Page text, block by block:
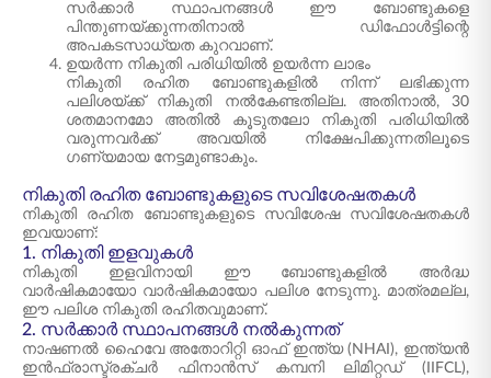
സർക്കാർ സ്ഥാപനങ്ങൾ ഈ ബോണ്ടുകളെ
പിന്തുണയ്ക്കുന്നതിനാൽ ഡിഫോൾട്ടിന്റെ
അപകടസാധ്യത കുറവാണ്.
ഉയർന്ന നികുതി പരിധിയിൽ ഉയർന്ന ലാഭം
നികുതി രഹിത ബോണ്ടുകളിൽ നിന്ന് ലഭിക്കുന്ന
പലിശയ്ക്ക് നികുതി നൽകേണ്ടതില്ല. അതിനാൽ, 30
ശതമാനമോ അതിൽ കൂടുതലോ നികുതി പരിധിയിൽ
വരുന്നവർക്ക് അവയിൽ നിക്ഷേപിക്കുന്നതിലൂടെ
ഗണ്യമായ നേട്ടമുണ്ടാകും.
നികുതി രഹിത ബോണ്ടുകളുടെ സവിശേഷതകൾ
നികുതി രഹിത ബോണ്ടുകളുടെ സവിശേഷ സവിശേഷതകൾ
ഇവയാണ്:
1. നികുതി ഇളവുകൾ
നികുതി ഇളവിനായി ഈ ബോണ്ടുകളിൽ അർദ്ധ
വാർഷികമായോ വാർഷികമായോ പലിശ നേടുന്നു. മാത്രമല്ല,
ഈ പലിശ നികുതി രഹിതവുമാണ്.
2. സർക്കാർ സ്ഥാപനങ്ങൾ നൽകുന്നത്
നാഷണൽ ഹൈവേ അതോറിറ്റി ഓഫ് ഇന്ത്യ (NHAI), ഇന്ത്യൻ
ഇൻഫ്രാസ്ട്രക്ചർ ഫിനാൻസ് കമ്പനി ലിമിറ്റഡ് (IIFCL),